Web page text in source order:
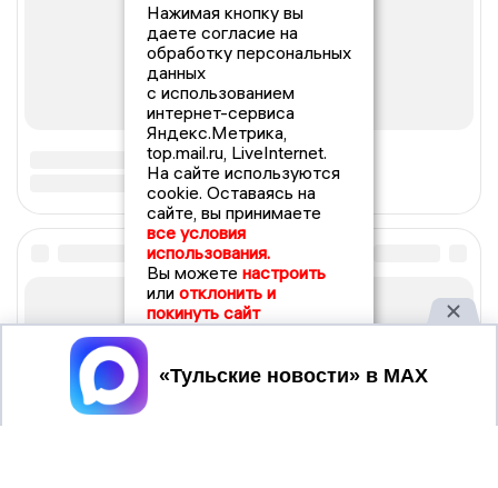
Нажимая кнопку вы
даете согласие на
обработку персональных
данных
с использованием
интернет-сервиса
Яндекс.Метрика,
top.mail.ru, LiveInternet.
На сайте используются
cookie. Оставаясь на
сайте, вы принимаете
все условия
использования.
Вы можете настроить
или отклонить и
покинуть сайт
Принять